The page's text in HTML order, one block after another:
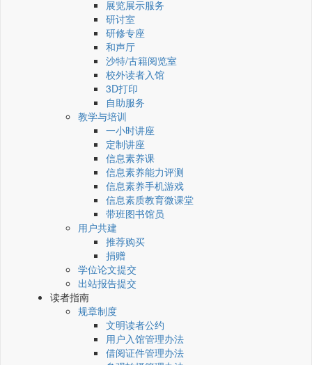
展览展示服务
研讨室
研修专座
和声厅
沙特/古籍阅览室
校外读者入馆
3D打印
自助服务
教学与培训
一小时讲座
定制讲座
信息素养课
信息素养能力评测
信息素养手机游戏
信息素质教育微课堂
带班图书馆员
用户共建
推荐购买
捐赠
学位论文提交
出站报告提交
读者指南
规章制度
文明读者公约
用户入馆管理办法
借阅证件管理办法